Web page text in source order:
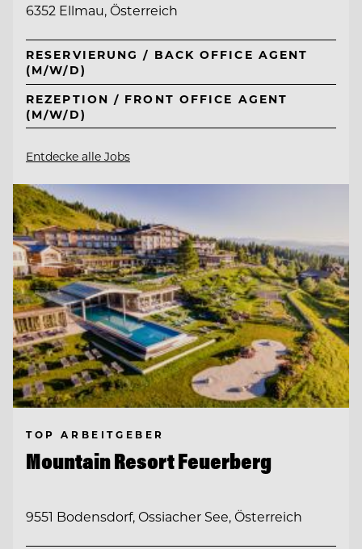
6352 Ellmau, Österreich
RESERVIERUNG / BACK OFFICE AGENT
(M/W/D)
REZEPTION / FRONT OFFICE AGENT
(M/W/D)
Entdecke alle Jobs
TOP ARBEITGEBER
Mountain Resort Feuerberg
9551 Bodensdorf, Ossiacher See, Österreich